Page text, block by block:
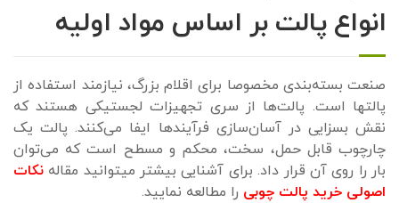
انواع پالت بر اساس مواد اولیه
صنعت بسته‌بندی مخصوصا برای اقلام بزرگ، نیازمند استفاده از
پالت‎ها است. پالت‌ها از سری تجهیزات لجستیکی هستند که
نقش بسزایی در آسان‌سازی فرآیندها ایفا می‌کنند. پالت یک
چارچوب قابل حمل، سخت، محکم و مسطح است که می‌توان
بار را روی آن قرار داد. برای آشنایی بیشتر میتوانید مقاله نکات
اصولی خرید پالت چوبی را مطالعه نمایید.